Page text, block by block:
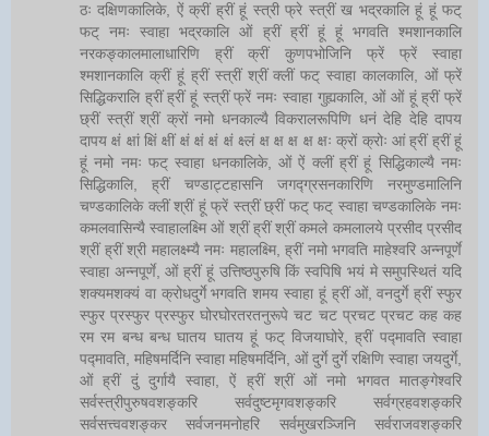
ठः दक्षिणकालिके, ऐं क्रीं ह्रीं हूं स्त्री फ्रे स्त्रीं ख भद्रकालि हूं हूं फट्
फट् नमः स्वाहा भद्रकालि ओं ह्रीं ह्रीं हूं हूं भगवति श्मशानकालि
नरकङ्कालमालाधारिणि ह्रीं क्रीं कुणपभोजिनि फ्रें फ्रें स्वाहा
श्मशानकालि क्रीं हूं ह्रीं स्त्रीं श्रीं क्लीं फट् स्वाहा कालकालि, ओं फ्रें
सिद्धिकरालि ह्रीं ह्रीं हूं स्त्रीं फ्रें नमः स्वाहा गुह्यकालि, ओं ओं हूं ह्रीं फ्रें
छ्रीं स्त्रीं श्रीं क्रों नमो धनकाल्यै विकरालरूपिणि धनं देहि देहि दापय
दापय क्षं क्षां क्षिं क्षीं क्षं क्षं क्षं क्षं क्ष्लं क्ष क्ष क्ष क्ष क्षः क्रों क्रोः आं ह्रीं ह्रीं हूं
हूं नमो नमः फट् स्वाहा धनकालिके, ओं ऐं क्लीं ह्रीं हूं सिद्धिकाल्यै नमः
सिद्धिकालि, ह्रीं चण्डाट्टहासनि जगद्ग्रसनकारिणि नरमुण्डमालिनि
चण्डकालिके क्लीं श्रीं हूं फ्रें स्त्रीं छ्रीं फट् फट् स्वाहा चण्डकालिके नमः
कमलवासिन्यै स्वाहालक्ष्मि ओं श्रीं ह्रीं श्रीं कमले कमलालये प्रसीद प्रसीद
श्रीं ह्रीं श्री महालक्ष्म्यै नमः महालक्ष्मि, ह्रीं नमो भगवति माहेश्वरि अन्नपूर्णे
स्वाहा अन्नपूर्णे, ओं ह्रीं हूं उत्तिष्ठपुरुषि किं स्वपिषि भयं मे समुपस्थितं यदि
शक्यमशक्यं वा क्रोधदुर्गे भगवति शमय स्वाहा हूं ह्रीं ओं, वनदुर्गे ह्रीं स्फुर
स्फुर प्रस्फुर प्रस्फुर घोरघोरतरतनुरूपे चट चट प्रचट प्रचट कह कह
रम रम बन्ध बन्ध घातय घातय हूं फट् विजयाघोरे, ह्रीं पद्मावति स्वाहा
पद्मावति, महिषमर्दिनि स्वाहा महिषमर्दिनि, ओं दुर्गे दुर्गे रक्षिणि स्वाहा जयदुर्गे,
ओं ह्रीं दुं दुर्गायै स्वाहा, ऐं ह्रीं श्रीं ओं नमो भगवत मातङ्गेश्वरि
सर्वस्त्रीपुरुषवशङ्करि सर्वदुष्टमृगवशङ्करि सर्वग्रहवशङ्करि
सर्वसत्त्ववशङ्कर सर्वजनमनोहरि सर्वमुखरञ्जिनि सर्वराजवशङ्करि